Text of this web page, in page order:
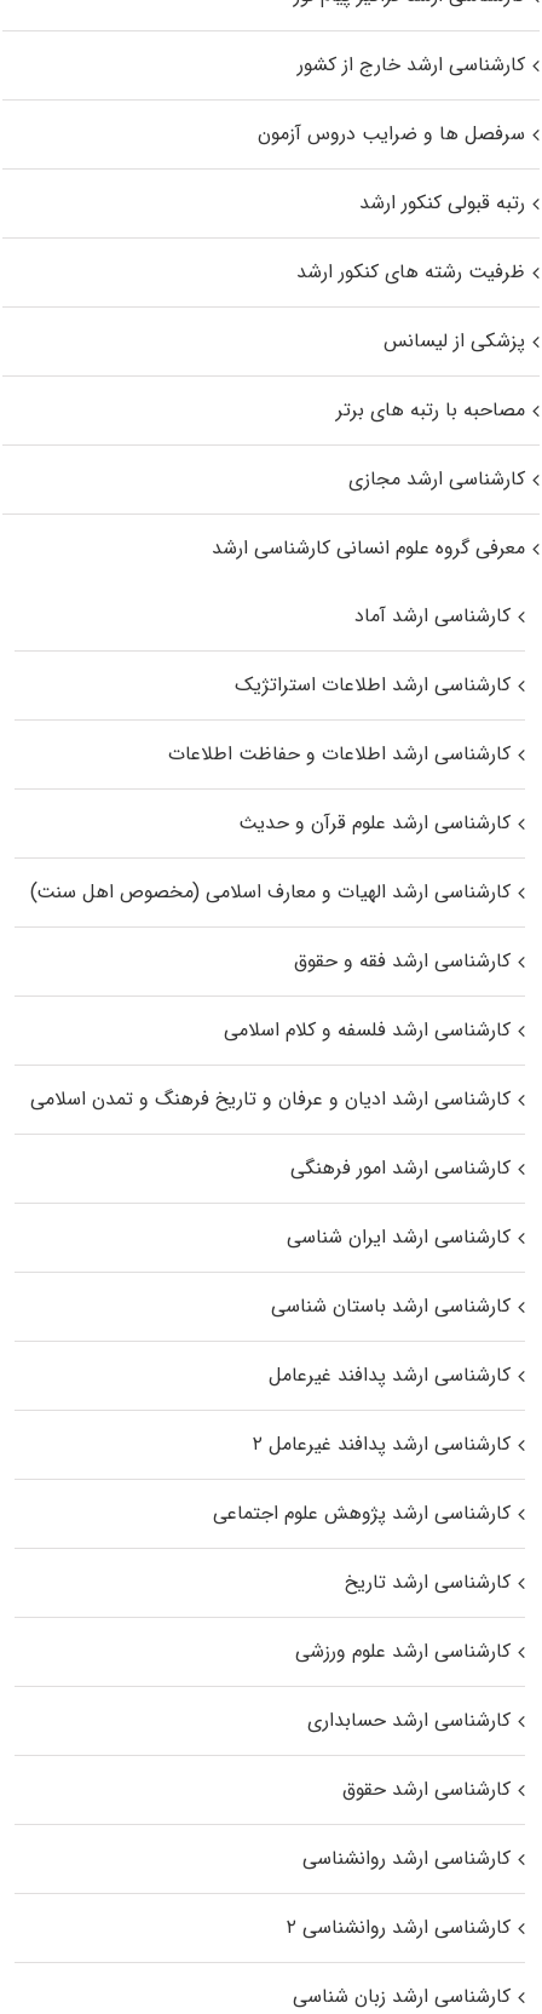
کارشناسی ارشد خارج از کشور
سرفصل ها و ضرایب دروس آزمون
رتبه قبولی کنکور ارشد
ظرفیت رشته های کنکور ارشد
پزشکی از لیسانس
مصاحبه با رتبه های برتر
کارشناسی ارشد مجازی
معرفی گروه علوم انسانی کارشناسی ارشد
کارشناسی ارشد آماد
کارشناسی ارشد اطلاعات استراتژیک
کارشناسی ارشد اطلاعات و حفاظت اطلاعات
کارشناسی ارشد علوم قرآن و حدیث
کارشناسی ارشد الهیات و معارف اسلامی (مخصوص اهل سنت)
کارشناسی ارشد فقه و حقوق
کارشناسی ارشد فلسفه و کلام اسلامی
کارشناسی ارشد ادیان و عرفان و تاریخ فرهنگ و تمدن اسلامی
کارشناسی ارشد امور فرهنگی
کارشناسی ارشد ایران شناسی
کارشناسی ارشد باستان شناسی
کارشناسی ارشد پدافند غیرعامل
کارشناسی ارشد پدافند غیرعامل ۲
کارشناسی ارشد پژوهش علوم اجتماعی
کارشناسی ارشد تاریخ
کارشناسی ارشد علوم ورزشی
کارشناسی ارشد حسابداری
کارشناسی ارشد حقوق
کارشناسی ارشد روانشناسی
کارشناسی ارشد روانشناسی ۲
کارشناسی ارشد زبان شناسی